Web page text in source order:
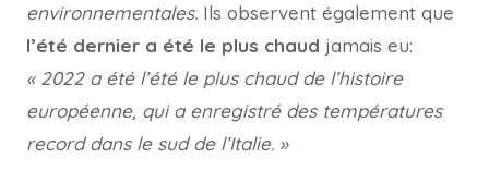
environnementales. Ils observent également que
l’été dernier a été le plus chaud jamais eu:
« 2022 a été l’été le plus chaud de l’histoire
européenne, qui a enregistré des températures
record dans le sud de l’Italie. »